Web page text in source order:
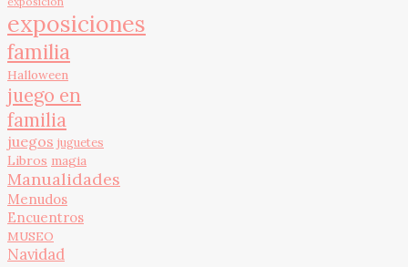
exposiciones
familia
Halloween
juego en
familia
juegos juguetes
Libros magia
Manualidades
Menudos
Encuentros
MUSEO
Navidad